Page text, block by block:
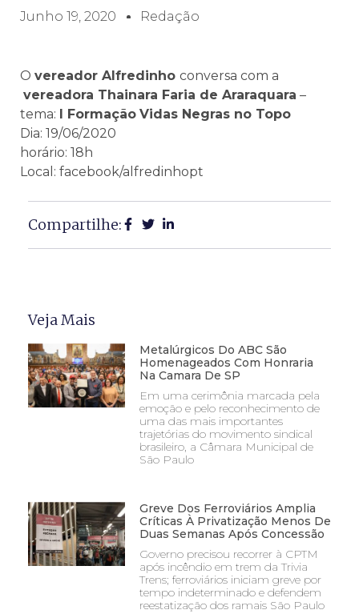
Junho 19, 2020 Redação
O vereador Alfredinho conversa com a
vereadora Thainara Faria de Araraquara –
tema: I Formação Vidas Negras no Topo
Dia: 19/06/2020
horário: 18h
Local: facebook/alfredinhopt
Compartilhe:
Veja Mais
Metalúrgicos Do ABC São
Homenageados Com Honraria
Na Camara De SP
Em uma cerimônia marcada pela
emoção e pelo reconhecimento de
uma das mais importantes
trajetórias do movimento sindical
brasileiro, a Câmara Municipal de
São Paulo
Greve Dos Ferroviários Amplia
Críticas À Privatização Menos De
Duas Semanas Após Concessão
Governo precisou recorrer à CPTM
após incêndio em trem da Trivia
Trens; ferroviários iniciam greve por
tempo indeterminado e defendem
reestatização dos ramais São Paulo